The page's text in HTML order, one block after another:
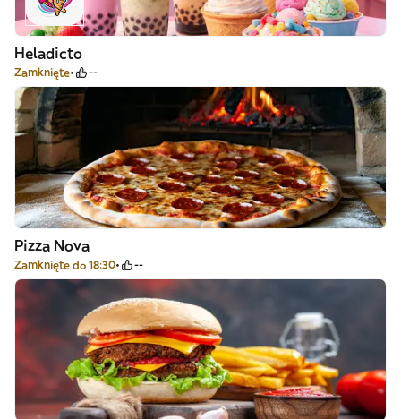
Heladicto
Zamknięte --
Pizza Nova
Zamknięte do 18:30 --